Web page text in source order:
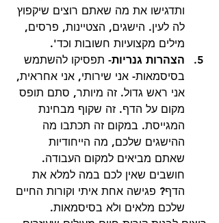
ותדגישו את מה שאתם רוצים שיקפוץ
לה לעין. הישגים, הצטיינות, פרסים,
מילים מקצועיות חשובות וכד'.
הצהרות גנריות- תפסיקו להשתמש
בסיסמאות- אני שירותי, אני אחראית,
אני ראש גדול. זה מיותר, סתם תופס
מקום על הדף. זה שקוף מבחינת
המגייסת. במקום זה תכתבו מה
ההישגים שלכם, מה הייחודיות
שאתם מביאים למקום העבודה.
חושבים שאין לכם במה למלא את
הדף? פגישה אחת איתי וקורות החיים
שלכם מלאים ולא בסיסמאות.